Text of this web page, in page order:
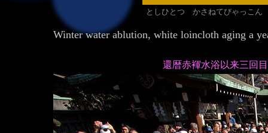
としひとつ かさねてびゃっこん
Winter water ablution, white loincloth aging a
還暦赤褌水浴以来三回